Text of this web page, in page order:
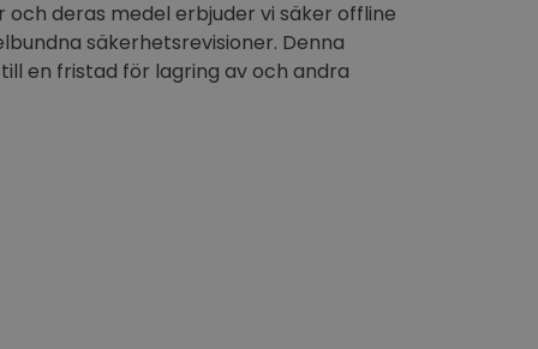
deras medel erbjuder vi säker offline
säkerhetsrevisioner. Denna
en fristad för lagring av och andra